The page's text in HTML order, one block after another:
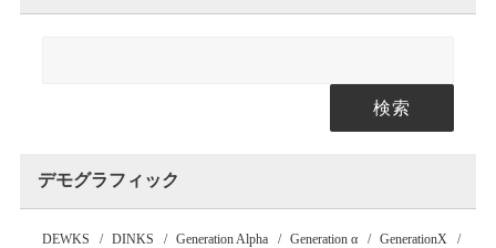
検索
デモグラフィック
DEWKS DINKS Generation Alpha Generation α GenerationX